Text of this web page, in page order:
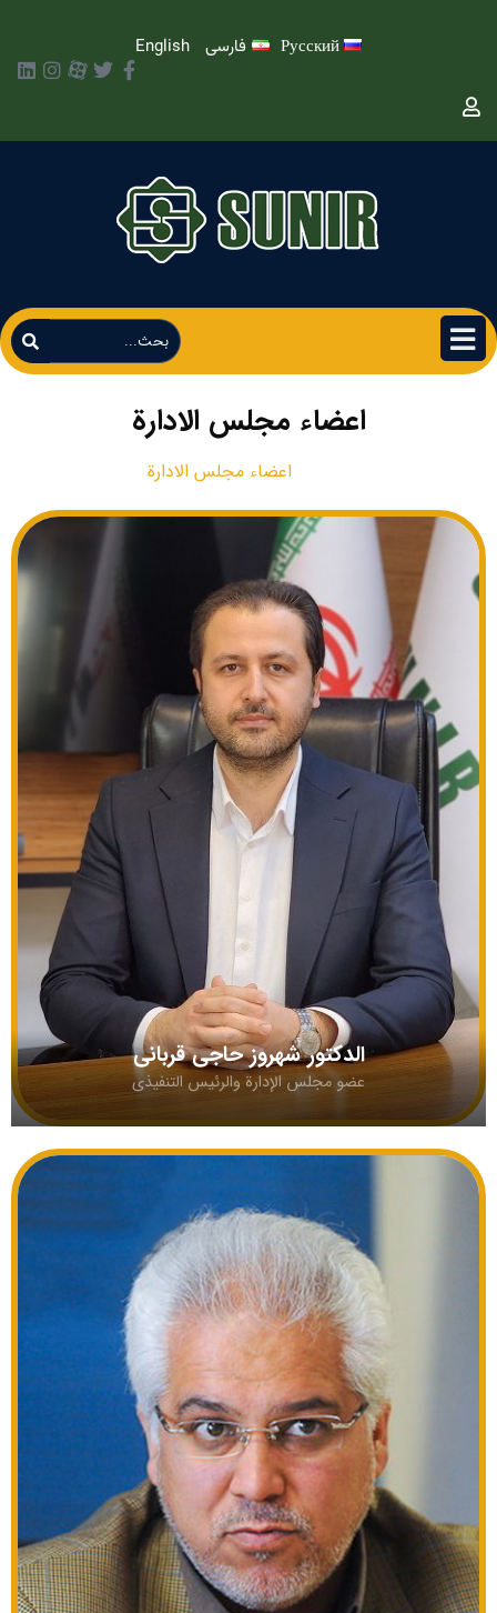
Русский فارسی English
اعضاء مجلس الادارة
اعضاء مجلس الادارة
الدکتور شهروز حاجی قربانی
عضو مجلس الإدارة والرئيس التنفيذي